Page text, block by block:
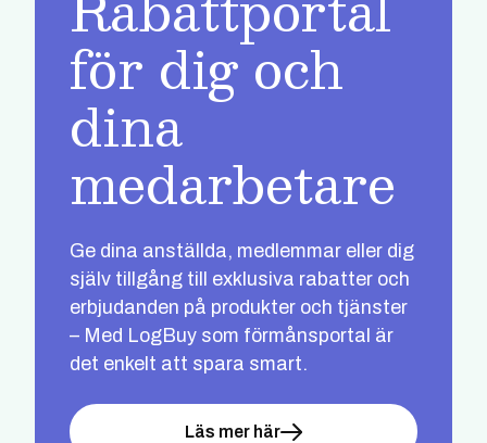
för dig och
dina
medarbetare
Ge dina anställda, medlemmar eller dig
själv tillgång till exklusiva rabatter och
erbjudanden på produkter och tjänster
– Med LogBuy som förmånsportal är
det enkelt att spara smart.
Läs mer här